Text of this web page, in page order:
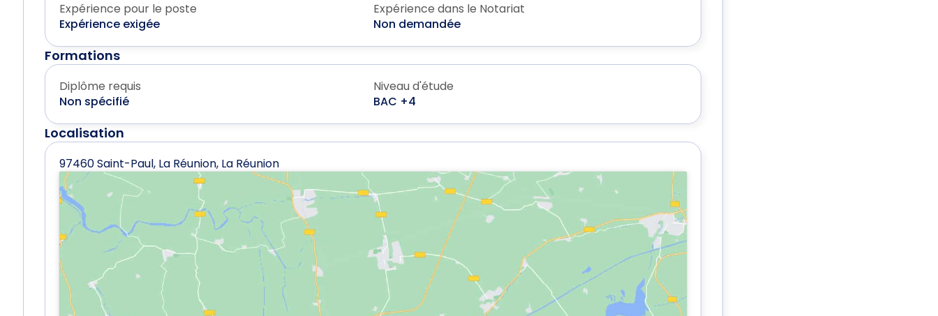
Expérience pour le poste
Expérience exigée
Expérience dans le Notariat
Non demandée
Formations
Diplôme requis
Non spécifié
Niveau d'étude
BAC +4
Localisation
97460 Saint-Paul, La Réunion, La Réunion